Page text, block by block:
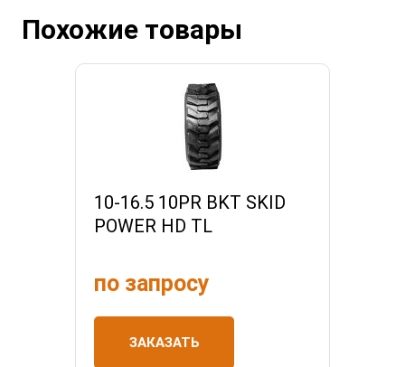
Похожие товары
10-16.5 10PR BKT SKID
POWER HD TL
по запросу
ЗАКАЗАТЬ